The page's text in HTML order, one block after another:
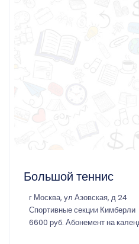
Большой теннис
г Москва, ул Азовская, д 24
Спортивные секции Кимберли
6600 руб. Абонемент на